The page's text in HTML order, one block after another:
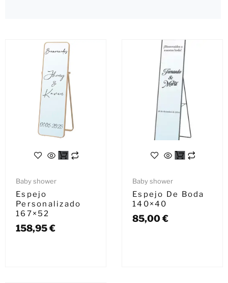
Baby shower
Espejo
Personalizado
167×52
158,95€
Baby shower
Espejo De Boda
140×40
85,00€